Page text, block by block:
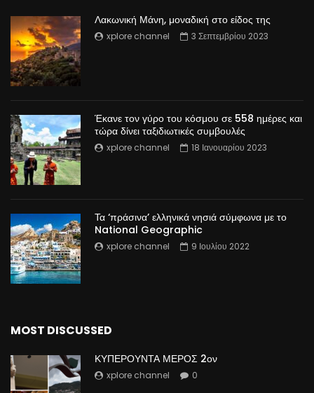
Λακωνική Μάνη, μοναδική στο είδος της
xplore channel 3 Σεπτεμβρίου 2023
Έκανε τον γύρο του κόσμου σε 558 ημέρες και
τώρα δίνει ταξιδιωτικές συμβουλές
xplore channel 18 Ιανουαρίου 2023
Τα ‘πράσινα’ ελληνικά νησιά σύμφωνα με το
National Geographic
xplore channel 9 Ιουλίου 2022
MOST DISCUSSED
ΚΥΠΕΡΟΥΝΤΑ ΜΕΡΟΣ 2ον
xplore channel 0